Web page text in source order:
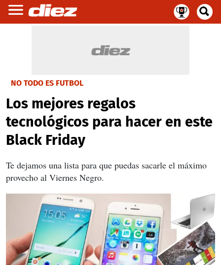
NO TODO ES FUTBOL
Los mejores regalos
tecnológicos para hacer en este
Black Friday
Te dejamos una lista para que puedas sacarle el máximo
provecho al Viernes Negro.